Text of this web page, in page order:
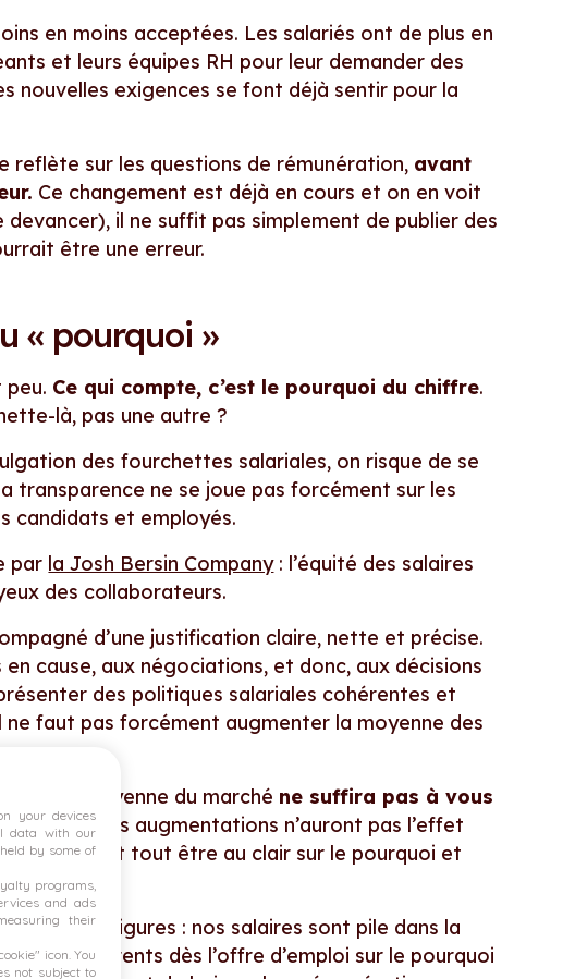
en moins acceptées. Les salariés ont de plus en
et leurs équipes RH pour leur demander des
nouvelles exigences se font déjà sentir pour la
sur les questions de rémunération, avant
Ce changement est déjà en cours et on en voit
il ne suffit pas simplement de publier des
être une erreur.
« pourquoi »
Ce qui compte, c’est le pourquoi du chiffre.
là, pas une autre ?
des fourchettes salariales, on risque de se
transparence ne se joue pas forcément sur les
candidats et employés.
par la Josh Bersin Company: l’équité des salaires
des collaborateurs.
d’une justification claire, nette et précise.
cause, aux négociations, et donc, aux décisions
des politiques salariales cohérentes et
ne faut pas forcément augmenter la moyenne des
de la moyenne du marché ne suffira pas à vous
. Même les augmentations n’auront pas l’effet
il faut avant tout être au clair sur le pourquoi et
situchez Figures : nos salaires sont pile dans la
transparents dès l’offre d’emploi sur le pourquoi
your devices
data with our
by some of
programs,
and ads
their
icon. You
not subject to